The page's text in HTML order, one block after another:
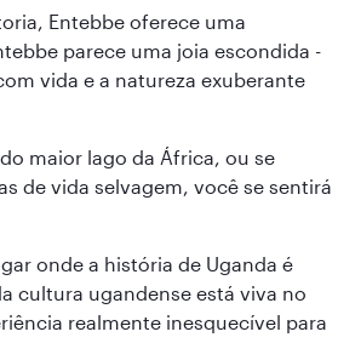
Entebbe oferece uma
parece uma joia escondida -
vida e a natureza exuberante
maior lago da África, ou se
de vida selvagem, você se sentirá
onde a história de Uganda é
cultura ugandense está viva no
realmente inesquecível para